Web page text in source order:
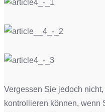
Vergessen Sie jedoch
kontrollieren können, wenn